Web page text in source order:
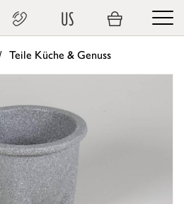
US
Teile Küche & Genuss